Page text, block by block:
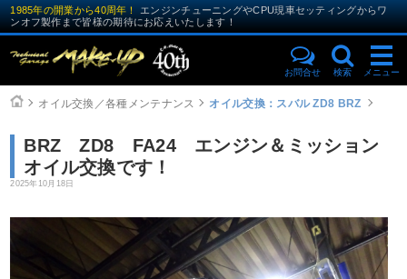
1985年の開業から40周年！
エンジンチューニングやCPU現車セッティングからワ
ンオフ製作まで皆様の期待にお応えいたします！
お問合せ 検索 メニュー
オイル交換／各種メンテナンス オイル交換：スバル ZD8 BRZ
BRZ ZD8 FA24 エンジン＆ミッション
オイル交換です！
2025年10月18日